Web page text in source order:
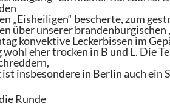
„Eisheiligen“ bescherte, zum
über unserer
konvektive Leckerbissen im
wohl eher trocken in B und L. Die
ist insbesondere in Berlin auch ein
Runde